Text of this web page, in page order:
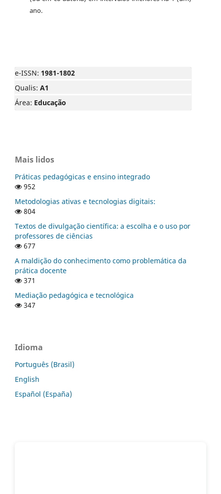
ano.
e-ISSN: 1981-1802
Qualis: A1
Área: Educação
Mais lidos
Práticas pedagógicas e ensino integrado
952
Metodologias ativas e tecnologias digitais:
804
Textos de divulgação científica: a escolha e o uso por
professores de ciências
677
A maldição do conhecimento como problemática da
prática docente
371
Mediação pedagógica e tecnológica
347
Idioma
Português (Brasil)
English
Español (España)